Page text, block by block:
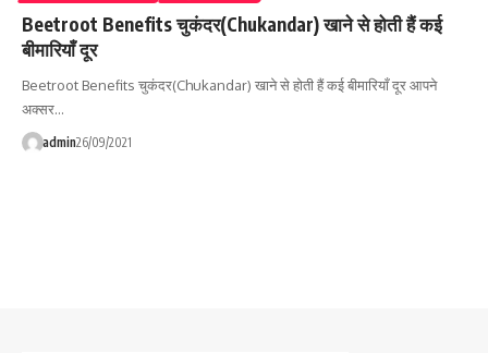
Beetroot Benefits चुकंदर(Chukandar) खाने से होती हैं कई
बीमारियाँ दूर
Beetroot Benefits चुकंदर(Chukandar) खाने से होती हैं कई बीमारियाँ दूर आपने
अक्सर…
admin26/09/2021